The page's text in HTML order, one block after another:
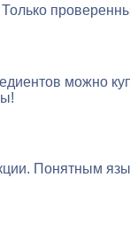
Только
можно
Понятным